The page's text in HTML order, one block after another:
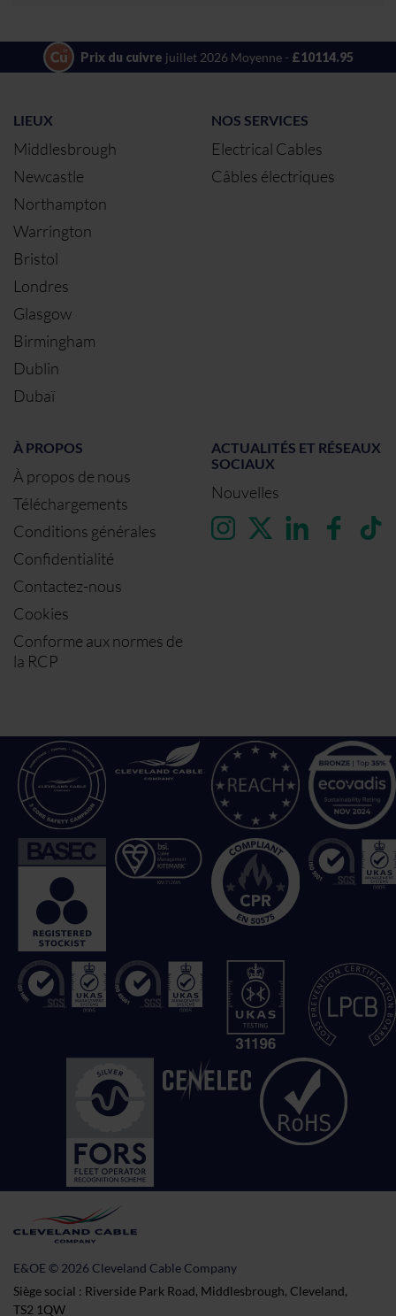
Prix du cuivre juillet 2026 Moyenne - £10114.95
LIEUX
Middlesbrough
Newcastle
Northampton
Warrington
Bristol
Londres
Glasgow
Birmingham
Dublin
Dubaï
NOS SERVICES
Electrical Cables
Câbles électriques
À PROPOS
À propos de nous
Téléchargements
Conditions générales
Confidentialité
Contactez-nous
Cookies
Conforme aux normes de
la RCP
ACTUALITÉS ET RÉSEAUX
SOCIAUX
Nouvelles
E&OE © 2026 Cleveland Cable Company
Siège social : Riverside Park Road, Middlesbrough, Cleveland,
TS2 1QW